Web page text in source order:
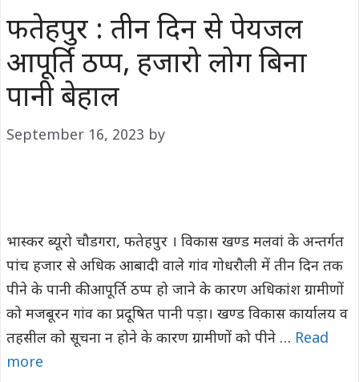
फतेहपुर : तीन दिन से पेयजल
आपूर्ति ठप्प, हजारो लोग बिना
पानी बेहाल
September 16, 2023 by
भास्कर ब्यूरो चौडगरा, फतेहपुर । विकास खण्ड मलवां के अन्तर्गत
पांच हजार से अधिक आबादी वाले गांव गोधरौली में तीन दिन तक
पीने के पानी की आपूर्ति ठप्प हो जाने के कारण अधिकांश ग्रामीणों
को मजबूरन गांव का प्रदूषित पानी पड़ा। खण्ड विकास कार्यालय व
तहसील को सूचना न होने के कारण ग्रामीणों को पीने … Read
more